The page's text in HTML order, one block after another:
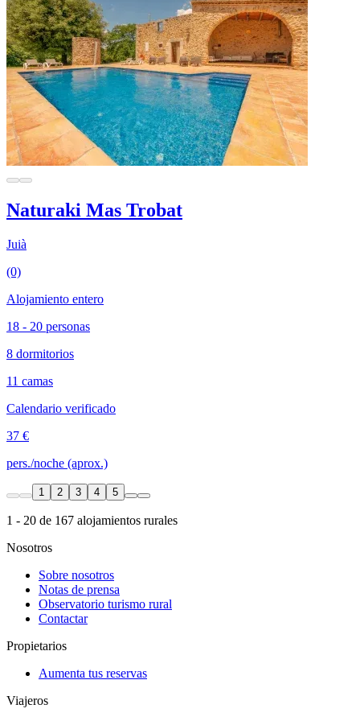
Naturaki Mas Trobat
Juià
(0)
Alojamiento entero
18 - 20 personas
8 dormitorios
11 camas
Calendario verificado
37 €
pers./noche (aprox.)
1 2 3 4 5
1 - 20 de 167 alojamientos rurales
Nosotros
Sobre nosotros
Notas de prensa
Observatorio turismo rural
Contactar
Propietarios
Aumenta tus reservas
Viajeros